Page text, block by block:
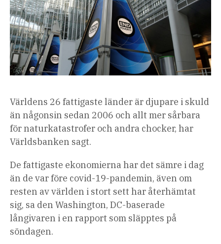
Världens 26 fattigaste länder är djupare i skuld
än någonsin sedan 2006 och allt mer sårbara
för naturkatastrofer och andra chocker, har
Världsbanken sagt.
De fattigaste ekonomierna har det sämre i dag
än de var före covid-19-pandemin, även om
resten av världen i stort sett har återhämtat
sig, sa den Washington, DC-baserade
långivaren i en rapport som släpptes på
söndagen.